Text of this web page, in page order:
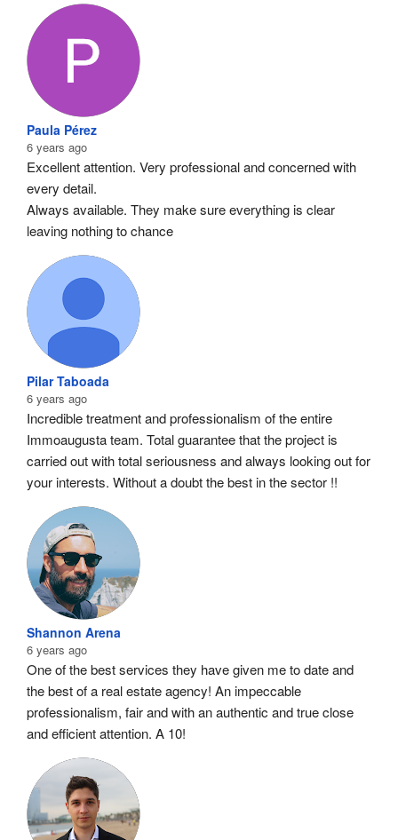
Paula Pérez
6 years ago
Excellent attention. Very professional and concerned with
every detail.
Always available. They make sure everything is clear
leaving nothing to chance
Pilar Taboada
6 years ago
Incredible treatment and professionalism of the entire
Immoaugusta team. Total guarantee that the project is
carried out with total seriousness and always looking out for
your interests. Without a doubt the best in the sector !!
Shannon Arena
6 years ago
One of the best services they have given me to date and
the best of a real estate agency! An impeccable
professionalism, fair and with an authentic and true close
and efficient attention. A 10!